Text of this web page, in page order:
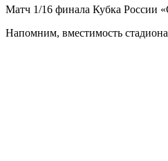
Матч 1/16 финала Кубка России
Напомним, вместимость